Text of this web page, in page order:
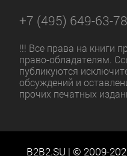
+7 (495) 649-63-78
!!! Все права на книги
право-обладателям.
публикуются
обсуждений и
прочих печатных
B2B2.SU | © 2009-